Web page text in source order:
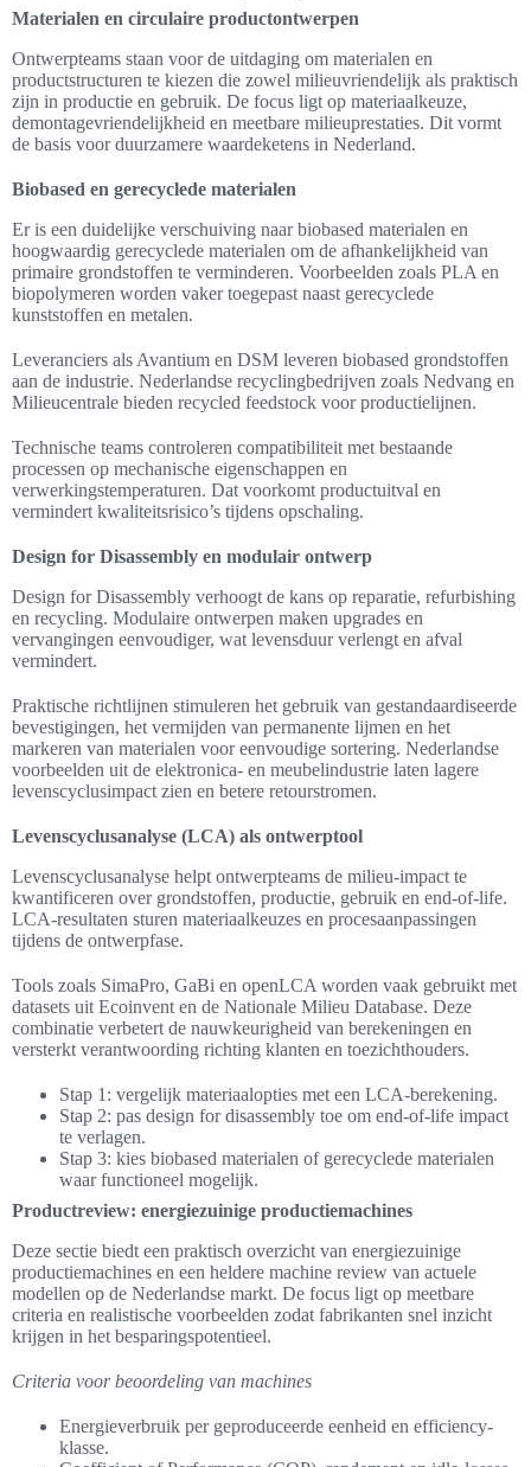
Materialen en circulaire productontwerpen
Ontwerpteams staan voor de uitdaging om materialen en
productstructuren te kiezen die zowel milieuvriendelijk als praktisch
zijn in productie en gebruik. De focus ligt op materiaalkeuze,
demontagevriendelijkheid en meetbare milieuprestaties. Dit vormt
de basis voor duurzamere waardeketens in Nederland.
Biobased en gerecyclede materialen
Er is een duidelijke verschuiving naar biobased materialen en
hoogwaardig gerecyclede materialen om de afhankelijkheid van
primaire grondstoffen te verminderen. Voorbeelden zoals PLA en
biopolymeren worden vaker toegepast naast gerecyclede
kunststoffen en metalen.
Leveranciers als Avantium en DSM leveren biobased grondstoffen
aan de industrie. Nederlandse recyclingbedrijven zoals Nedvang en
Milieucentrale bieden recycled feedstock voor productielijnen.
Technische teams controleren compatibiliteit met bestaande
processen op mechanische eigenschappen en
verwerkingstemperaturen. Dat voorkomt productuitval en
vermindert kwaliteitsrisico’s tijdens opschaling.
Design for Disassembly en modulair ontwerp
Design for Disassembly verhoogt de kans op reparatie, refurbishing
en recycling. Modulaire ontwerpen maken upgrades en
vervangingen eenvoudiger, wat levensduur verlengt en afval
vermindert.
Praktische richtlijnen stimuleren het gebruik van gestandaardiseerde
bevestigingen, het vermijden van permanente lijmen en het
markeren van materialen voor eenvoudige sortering. Nederlandse
voorbeelden uit de elektronica- en meubelindustrie laten lagere
levenscyclusimpact zien en betere retourstromen.
Levenscyclusanalyse (LCA) als ontwerptool
Levenscyclusanalyse helpt ontwerpteams de milieu-impact te
kwantificeren over grondstoffen, productie, gebruik en end-of-life.
LCA-resultaten sturen materiaalkeuzes en procesaanpassingen
tijdens de ontwerpfase.
Tools zoals SimaPro, GaBi en openLCA worden vaak gebruikt met
datasets uit Ecoinvent en de Nationale Milieu Database. Deze
combinatie verbetert de nauwkeurigheid van berekeningen en
versterkt verantwoording richting klanten en toezichthouders.
Stap 1: vergelijk materiaalopties met een LCA-berekening.
Stap 2: pas design for disassembly toe om end-of-life impact
te verlagen.
Stap 3: kies biobased materialen of gerecyclede materialen
waar functioneel mogelijk.
Productreview: energiezuinige productiemachines
Deze sectie biedt een praktisch overzicht van energiezuinige
productiemachines en een heldere machine review van actuele
modellen op de Nederlandse markt. De focus ligt op meetbare
criteria en realistische voorbeelden zodat fabrikanten snel inzicht
krijgen in het besparingspotentieel.
Criteria voor beoordeling van machines
Energieverbruik per geproduceerde eenheid en efficiency-
klasse.